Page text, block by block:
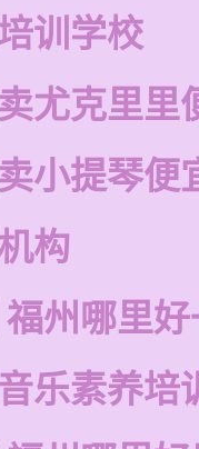
训学校
尤克里里
小提琴便
构
州哪里
乐素养培